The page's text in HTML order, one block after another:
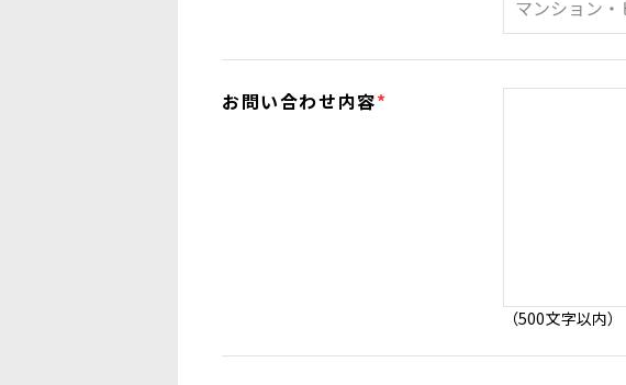
お問い合わせ内容*
（500文字以内）